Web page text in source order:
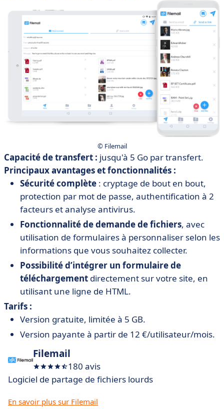
© Filemail
Capacité de transfert : jusqu'à 5 Go par transfert.
Principaux avantages et fonctionnalités :
Sécurité complète : cryptage de bout en bout,
protection par mot de passe, authentification à 2
facteurs et analyse antivirus.
Fonctionnalité de demande de fichiers, avec
utilisation de formulaires à personnaliser selon les
informations que vous souhaitez collecter.
Possibilité d’intégrer un formulaire de
téléchargement directement sur votre site, en
utilisant une ligne de HTML.
Tarifs :
Version gratuite, limitée à 5 GB.
Version payante à partir de 12 €/utilisateur/mois.
Filemail
180 avis
Logiciel de partage de fichiers lourds
En savoir plus sur Filemail